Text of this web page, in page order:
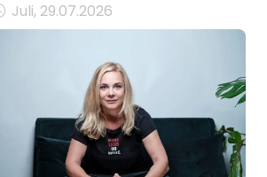
Juli, 29.07.2026